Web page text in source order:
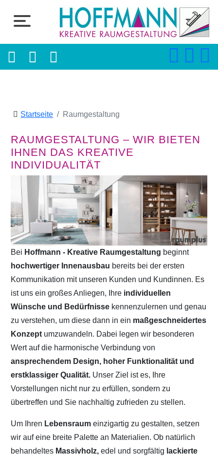
Startseite Raumgestaltung
RAUMGESTALTUNG – WIR BIETEN
IHNEN DAS KREATIVE
INDIVIDUALITÄT
Bei Hoffmann - Kreative Raumgestaltung beginnt
hochwertiger Innenausbau bereits bei der ersten
Kommunikation mit unseren Kunden und Kundinnen. Es
ist uns ein großes Anliegen, Ihre individuellen
Wünsche und Bedürfnisse kennenzulernen und genau
zu verstehen, um diese dann in ein maßgeschneidertes
Konzept umzuwandeln. Dabei legen wir besonderen
Wert auf die harmonische Verbindung von
ansprechendem Design, hoher Funktionalität und
erstklassiger Qualität. Unser Ziel ist es, Ihre
Vorstellungen nicht nur zu erfüllen, sondern zu
übertreffen und Sie nachhaltig zufrieden zu stellen.
Um Ihren Lebensraumeinzigartig zu gestalten, setzen
wir auf eine breite Palette an Materialien. Ob natürlich
behandeltes Massivholz, edel und sorgfältig lackierte